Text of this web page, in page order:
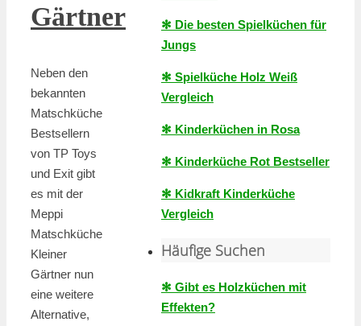
Gärtner
Neben den
bekannten
Matschküche
Bestsellern
von TP Toys
und Exit gibt
es mit der
Meppi
Matschküche
Kleiner
Gärtner nun
eine weitere
Alternative,
✻ Die besten Spielküchen für
Jungs
✻ Spielküche Holz Weiß
Vergleich
✻ Kinderküchen in Rosa
✻ Kinderküche Rot Bestseller
✻ Kidkraft Kinderküche
Vergleich
Häufige Suchen
✻ Gibt es Holzküchen mit
Effekten?